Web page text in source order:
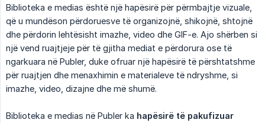
Biblioteka e medias është një hapësirë për përmbajtje vizuale,
që u mundëson përdoruesve të organizojnë, shikojnë, shtojnë
dhe përdorin lehtësisht imazhe, video dhe GIF-e. Ajo shërben si
një vend ruajtjeje për të gjitha mediat e përdorura ose të
ngarkuara në Publer, duke ofruar një hapësirë të përshtatshme
për ruajtjen dhe menaxhimin e materialeve të ndryshme, si
imazhe, video, dizajne dhe më shumë.
Biblioteka e medias në Publer ka hapësirë të pakufizuar